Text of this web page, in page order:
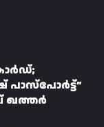
പാസ്‌പോർട്ട്”
ഖത്തർ